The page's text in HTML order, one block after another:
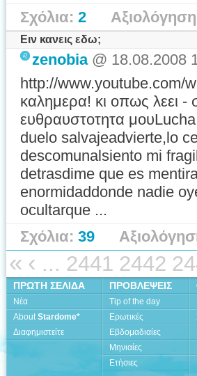
Σχόλια: 2
Ειν κανεις εδω;
zenobia@ 18.08.2008
http://www.youtube.com/
καλημερα! κι οπως λεει -
ευθραυστοτητα
duelo salvajeadvierte,lo
descomunalsiento mi
detrasdime que es
enormidaddonde nadie
ocultarque ...
Σχόλια: 39
« ‹ ... 2441 2442
ΠΡΩΤΗ ΣΕΛΙΔΑ
Νέα
AboutStardome*
Διαφημιστείτε
ΠΡΟΒΛΕΨΕΙΣ
Tip of the day
Ερωτικές
Εβδομαδιαίες
Μηνιαίες
Ετήσιες